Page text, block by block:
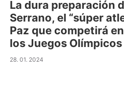
La dura preparación
Serrano, el “súper
Paz que competirá
los Juegos Olímpicos
28. 01. 2024